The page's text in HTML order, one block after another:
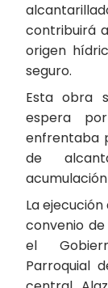
contribuirá
origen
seguro.
Esta obra
espera
enfrentaba
de
La
convenio
el
Parroquial